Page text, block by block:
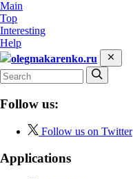
Main
Top
Interesting
Help
olegmakarenko.ru
Follow us:
Follow us on Twitter
Applications